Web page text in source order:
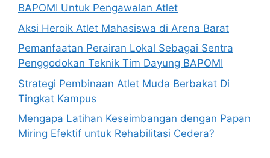
BAPOMI Untuk Pengawalan Atlet
Aksi Heroik Atlet Mahasiswa di Arena Barat
Pemanfaatan Perairan Lokal Sebagai Sentra
Penggodokan Teknik Tim Dayung BAPOMI
Strategi Pembinaan Atlet Muda Berbakat Di
Tingkat Kampus
Mengapa Latihan Keseimbangan dengan Papan
Miring Efektif untuk Rehabilitasi Cedera?